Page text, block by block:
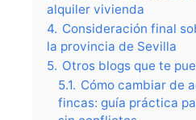
alquiler vivienda
4. Consideración final
la provincia de Sevilla
5. Otros blogs que te
5.1. Cómo cambiar de
fincas: guía práctica